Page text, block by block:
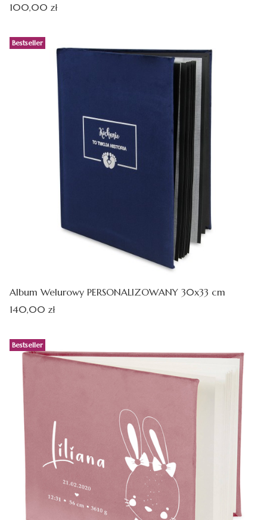
Cena
100,00 zł
Bestseller
Album Welurowy PERSONALIZOWANY 30x33 cm
Cena
140,00 zł
Bestseller